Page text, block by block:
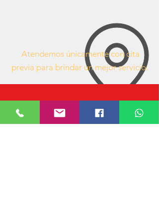
Atendemos únicamente con cita
previa para brindar un mejor servicio.